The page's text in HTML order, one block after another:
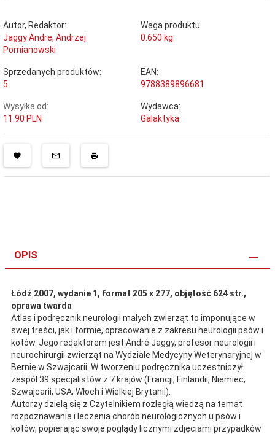
Autor, Redaktor:
Jaggy Andre, Andrzej
Pomianowski
Waga produktu:
0.650 kg
Sprzedanych produktów:
5
EAN:
9788389896681
Wysyłka od:
11.90 PLN
Wydawca:
Galaktyka
OPIS
Łódź 2007, wydanie 1, format 205 x 277, objętość 624 str.,
oprawa twarda
Atlas i podręcznik neurologii małych zwierząt to imponujące w
swej treści, jak i formie, opracowanie z zakresu neurologii psów i
kotów. Jego redaktorem jest André Jaggy, profesor neurologii i
neurochirurgii zwierząt na Wydziale Medycyny Weterynaryjnej w
Bernie w Szwajcarii. W tworzeniu podręcznika uczestniczył
zespół 39 specjalistów z 7 krajów (Francji, Finlandii, Niemiec,
Szwajcarii, USA, Włoch i Wielkiej Brytanii).
Autorzy dzielą się z Czytelnikiem rozległą wiedzą na temat
rozpoznawania i leczenia chorób neurologicznych u psów i
kotów, popierając swoje poglądy licznymi zdjęciami przypadków